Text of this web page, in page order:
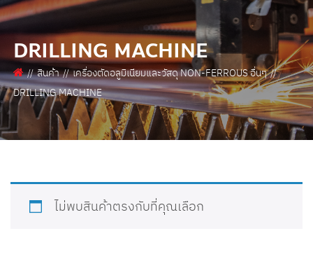
DRILLING MACHINE
สินค้า
เครื่องตัดอลูมิเนียมและวัสดุ NON-FERROUS อื่นๆ
DRILLING MACHINE
ไม่พบสินค้าตรงกับที่คุณเลือก